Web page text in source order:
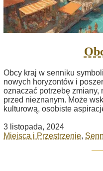
Obcy kraj w senniku
nowych horyzontów i
oznaczać potrzebę
przed nieznanym. Może
kulturową, osobiste
3 listopada, 2024
Miejsca i Przestrzenie,